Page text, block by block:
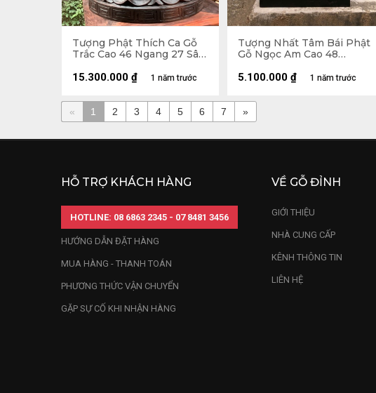
Tượng Phật Thích Ca Gỗ
Trắc Cao 46 Ngang 27 Sâu
1 năm trước
15.300.000 ₫
Tượng Nhất Tâm Bái Phật
Gỗ Ngọc Am Cao 48
1 năm trước
5.100.000 ₫
« 1 2 3 4 5 6 7 »
HỖ TRỢ KHÁCH HÀNG
HOTLINE: 08 6863 2345 - 07 8481 3456
HƯỚNG DẪN ĐẶT HÀNG
MUA HÀNG - THANH TOÁN
PHƯƠNG THỨC VẬN CHUYỂN
GẶP SỰ CỐ KHI NHẬN HÀNG
VỀ GỖ ĐỈNH
GIỚI THIỆU
NHÀ CUNG CẤP
KÊNH THÔNG TIN
LIÊN HỆ